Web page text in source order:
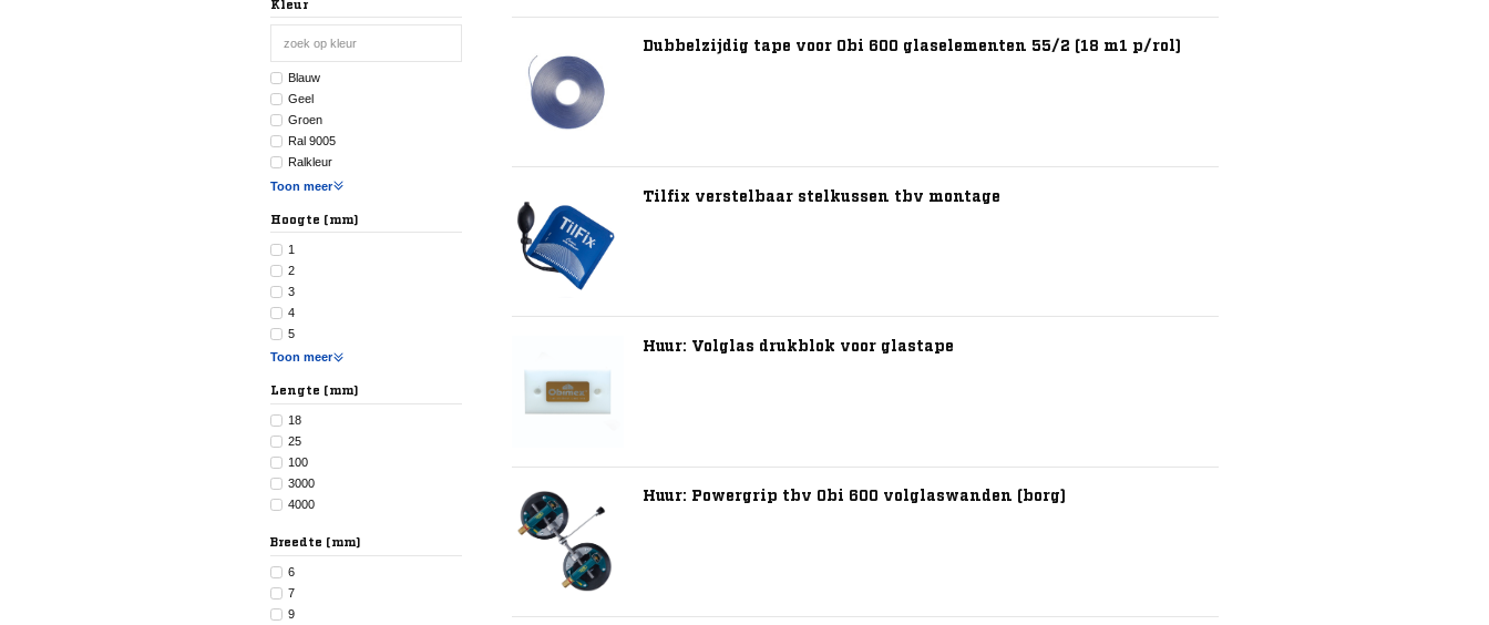
Blauw
Geel
Groen
Ral 9005
Ralkleur
Toon meer
Hoogte (mm)
1
2
3
4
5
Toon meer
Lengte (mm)
18
25
100
3000
4000
Breedte (mm)
6
7
9
Dubbelzijdig tape voor Obi 600 glaselementen 55/2 (18 m1 p/rol)
Tilfix verstelbaar stelkussen tbv montage
Huur: Volglas drukblok voor glastape
Huur: Powergrip tbv Obi 600 volglaswanden (borg)